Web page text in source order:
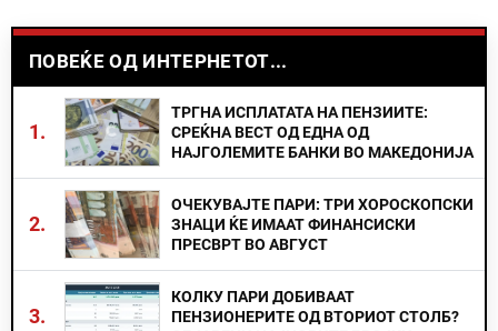
ПОВЕЌЕ ОД ИНТЕРНЕТОТ...
1.
ТРГНА ИСПЛАТАТА НА ПЕНЗИИТЕ:
СРЕЌНА ВЕСТ ОД ЕДНА ОД
НАЈГОЛЕМИТЕ БАНКИ ВО МАКЕДОНИЈА
2.
ОЧЕКУВАЈТЕ ПАРИ: ТРИ ХОРОСКОПСКИ
ЗНАЦИ ЌЕ ИМААТ ФИНАНСИСКИ
ПРЕСВРТ ВО АВГУСТ
3.
КОЛКУ ПАРИ ДОБИВААТ
ПЕНЗИОНЕРИТЕ ОД ВТОРИОТ СТОЛБ?